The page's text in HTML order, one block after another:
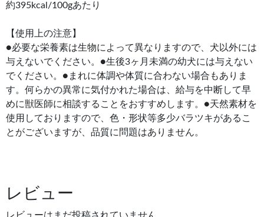
約395kcal/100gあたり
【使用上の注意】
●必要な栄養素は生物によって異なりますので、犬以外には
与えないでください。●生後3ヶ月未満の幼犬には与えない
でください。●まれに体調や体質に合わない場合もありま
す。何らかの異常に気付かれた場合は、給与を中断して早
めに獣医師に相談することをおすすめします。●天然素材を
使用しておりますので、色・形状等多少バラツキがあるこ
とがございますが、品質に問題はありません。
レビュー